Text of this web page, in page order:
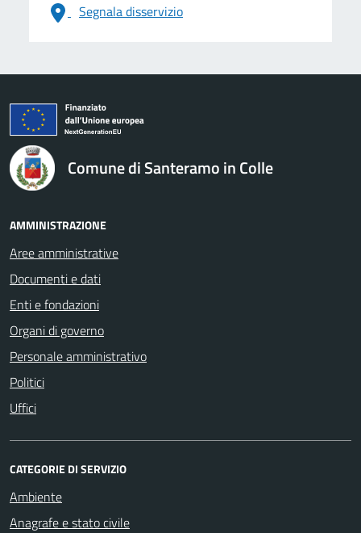
Segnala disservizio
logo Unione Europea
Comune di Santeramo in Colle
AMMINISTRAZIONE
Aree amministrative
Documenti e dati
Enti e fondazioni
Organi di governo
Personale amministrativo
Politici
Uffici
CATEGORIE DI SERVIZIO
Ambiente
Anagrafe e stato civile